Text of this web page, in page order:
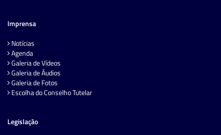
Imprensa
Notícias
Agenda
Galeria de Vídeos
Galeria de Áudios
Galeria de Fotos
Escolha do Conselho Tutelar
Legislação